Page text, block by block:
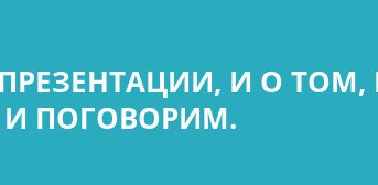
И О ТОМ,
И ПОГОВОРИМ.